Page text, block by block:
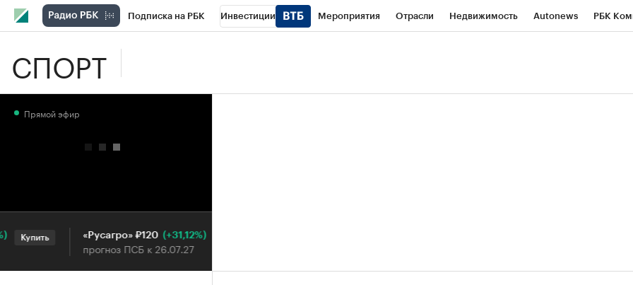
Подписка на РБК Инвестиции Мероприятия Отрасли Недвижимость Autonews РБК
СПОРТ
Прямой эфир
Купить «Русагро» ₽120 (+31,12%)
прогноз ПСБ к 26.07.27
Купить